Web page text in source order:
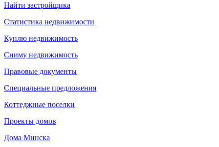
Найти застройщика
Статистика недвижимости
Куплю недвижимость
Сниму недвижимость
Правовые документы
Специальные предложения
Коттеджные поселки
Проекты домов
Дома Минска